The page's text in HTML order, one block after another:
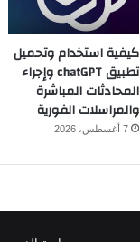
كيفية استخدام وتحميل
تطبيق chatGPT وإجراء
المحادثات المباشرة
والمراسلات الفورية
7 أغسطس، 2026